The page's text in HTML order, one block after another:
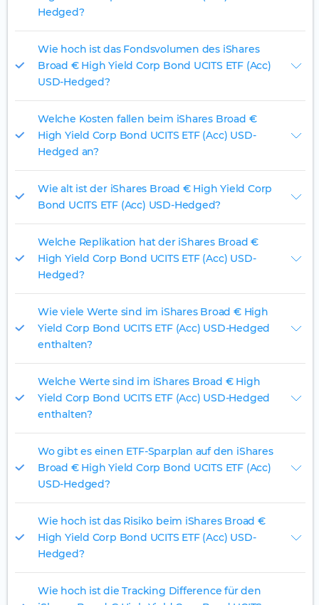
Hedged?
Wie hoch ist das Fondsvolumen des iShares
Broad € High Yield Corp Bond UCITS ETF (Acc)
USD-Hedged?
Welche Kosten fallen beim iShares Broad €
High Yield Corp Bond UCITS ETF (Acc) USD-
Hedged an?
Wie alt ist der iShares Broad € High Yield Corp
Bond UCITS ETF (Acc) USD-Hedged?
Welche Replikation hat der iShares Broad €
High Yield Corp Bond UCITS ETF (Acc) USD-
Hedged?
Wie viele Werte sind im iShares Broad € High
Yield Corp Bond UCITS ETF (Acc) USD-Hedged
enthalten?
Welche Werte sind im iShares Broad € High
Yield Corp Bond UCITS ETF (Acc) USD-Hedged
enthalten?
Wo gibt es einen ETF-Sparplan auf den iShares
Broad € High Yield Corp Bond UCITS ETF (Acc)
USD-Hedged?
Wie hoch ist das Risiko beim iShares Broad €
High Yield Corp Bond UCITS ETF (Acc) USD-
Hedged?
Wie hoch ist die Tracking Difference für den